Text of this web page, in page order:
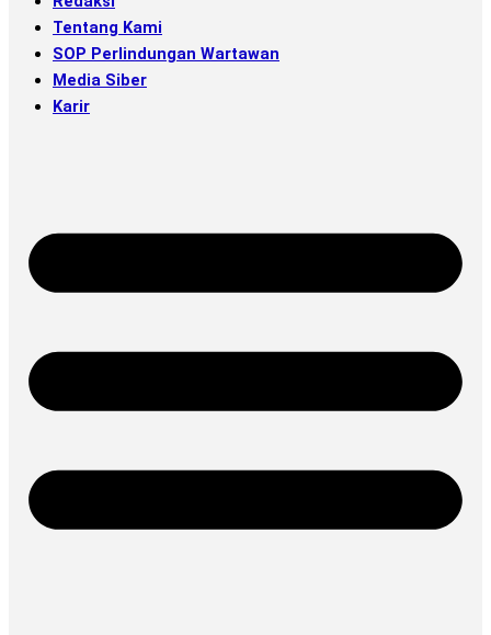
Tentang Kami
SOP Perlindungan Wartawan
Media Siber
Karir